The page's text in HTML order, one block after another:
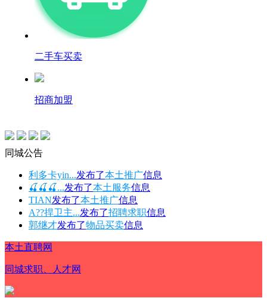
二手车买卖
招商加盟
同城公告
利多卡yin...发布了本土推广信息
🍒🍒🍒...发布了本土服务信息
TIAN发布了本土推广信息
A??捍卫主...发布了招聘求职信息
郭继才发布了物品买卖信息
本土直聘网
同城求职、人才网